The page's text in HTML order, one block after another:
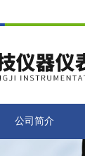
公司简介